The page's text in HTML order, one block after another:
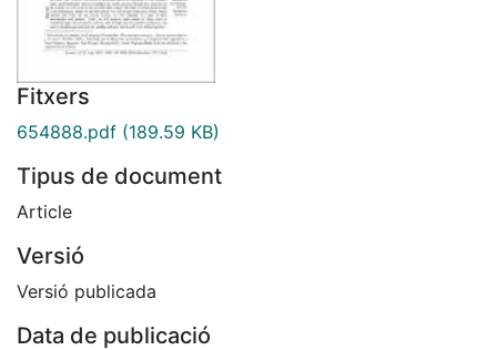
Fitxers
654888.pdf (189.59 KB)
Tipus de document
Article
Versió
Versió publicada
Data de publicació